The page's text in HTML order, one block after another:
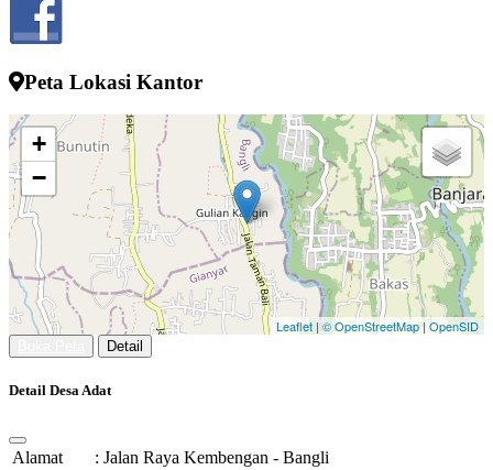
24 Juli 2022 13:52:10
Peta Lokasi Kantor
+
−
Leaflet | © OpenStreetMap |OpenSID
Detail
Detail Desa Adat
Alamat : Jalan Raya Kembengan - Bangli